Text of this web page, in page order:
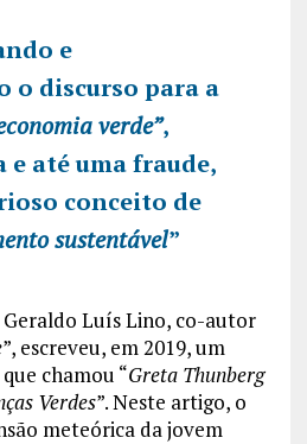
e
o discurso para a
verde”,
e até uma fraude,
conceito de
sustentável”
Luís Lino, co-autor
”, escreveu, em 2019, um
chamou “Greta Thunberg
Verdes”. Neste artigo, o
meteórica da jovem